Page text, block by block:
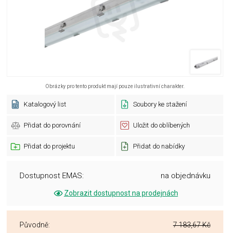
Obrázky pro tento produkt mají pouze ilustrativní charakter.
Katalogový list Soubory ke stažení
Přidat do porovnání Uložit do oblíbených
Přidat do projektu Přidat do nabídky
Dostupnost EMAS: na objednávku
Zobrazit dostupnost na prodejnách
Původně:
7 183,67 Kč